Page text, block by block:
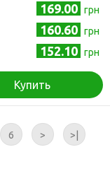
169.00 грн
160.60 грн
152.10 грн
Купить
6 > >|